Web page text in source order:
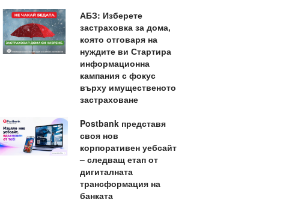
АБЗ: Изберете
застраховка за дома,
която отговаря на
нуждите ви Стартира
информационна
кампания с фокус
върху имущественото
застраховане
Postbank представя
своя нов
корпоративен уебсайт
– следващ етап от
дигиталната
трансформация на
банката